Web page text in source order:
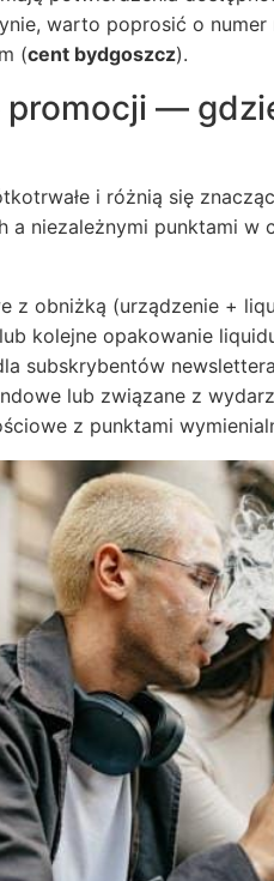
warto poprosić o
(cent bydgoszcz).
promocji —
i różnią się
a niezależnymi punktami
z obniżką (urządzenie +
kolejne opakowanie
subskrybentów
lub związane z
z punktami